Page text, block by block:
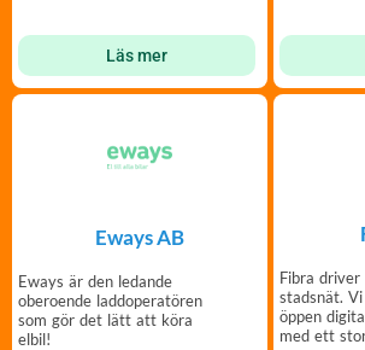
Läs mer
Eways AB
Eways är den ledande
oberoende laddoperatören
som gör det lätt att köra
elbil!
Fibra driver
stadsnät.
öppen
med ett